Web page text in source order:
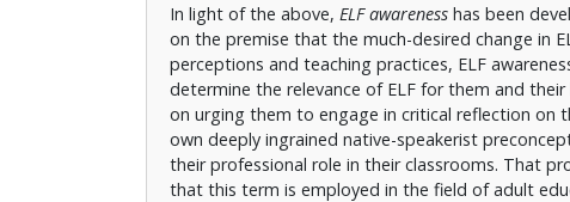
In light of the above, ELF awareness has been
on the premise that the much-desired change in
perceptions and teaching practices, ELF
determine the relevance of ELF for them and
on urging them to engage in critical reflection on
own deeply ingrained native-speakerist
their professional role in their classrooms. That
that this term is employed in the field of adult